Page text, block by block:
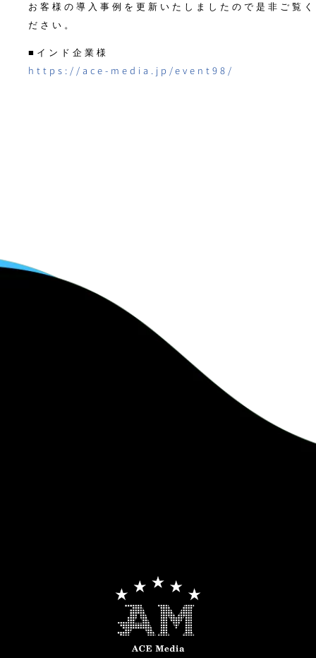
お客様の導入事例を更新いたしましたので是非ご覧く
ださい。
■インド企業様
https://ace-media.jp/event98/